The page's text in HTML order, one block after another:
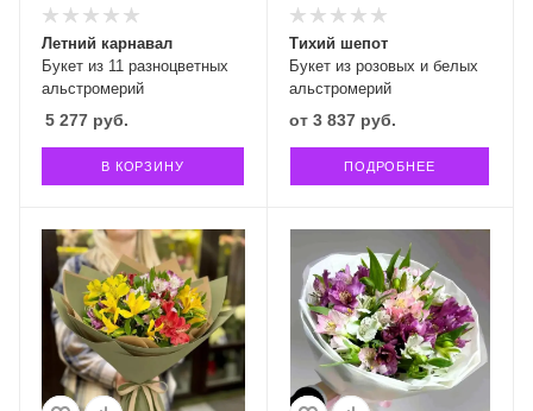
Букет из 11 разноцветных
альстромерий
Летний карнавал
5 277 руб.
В КОРЗИНУ
Букет из розовых и белых
альстромерий
Тихий шепот
от 3 837 руб.
ПОДРОБНЕЕ